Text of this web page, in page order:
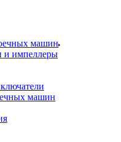
машин
и импеллеры
машин